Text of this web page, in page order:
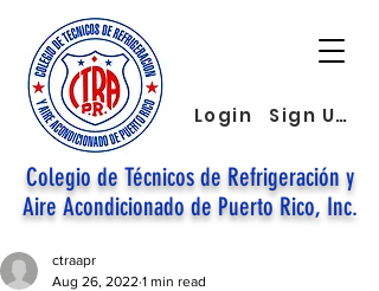
Colegio de Técnicos de Refrigeración y
Aire Acondicionado de Puerto Rico, Inc.
Login Sign Up
ctraapr
Aug 26, 2022 1 min read